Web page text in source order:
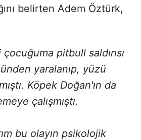
belirten Adem Öztürk,
çocuğuma pitbull saldırısı
yaralanıp, yüzü
Köpek Doğan'ın da
çalışmıştı.
bu olayın psikolojik